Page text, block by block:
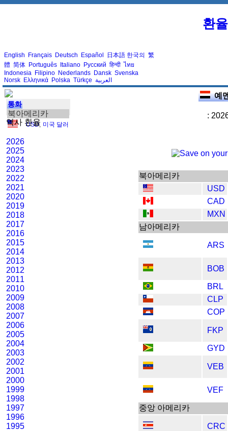
환
English Français Deutsch Español 日本語 한국의 繁
體 简体 Português Italiano Русский हिन्दी ไทย
Indonesia Filipino Nederlands Dansk Svenska
Norsk Ελληνικά Polska Türkçe العربية
통화
북아메리카
USD, 미국 달러
역사 환율
2026
2025
2024
2023
2022
2021
2020
2019
2018
2017
2016
2015
2014
2013
2012
2011
2010
2009
2008
2007
2006
2005
2004
2003
2002
2001
2000
1999
1998
1997
1996
1995
예
:
북아메리카
USD
CAD
MXN
남아메리카
ARS
BOB
BRL
CLP
COP
FKP
GYD
VEB
VEF
중앙 아메리카
CRC